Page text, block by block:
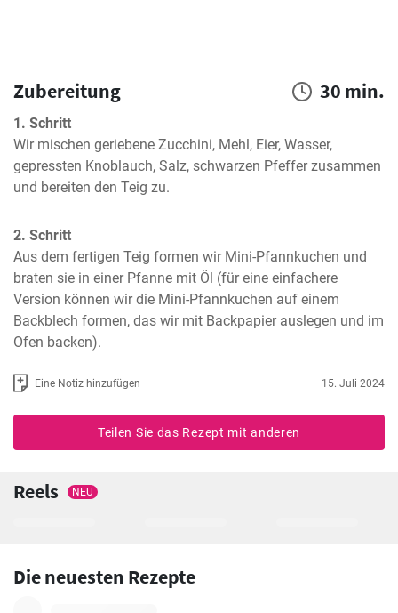
Zubereitung 30 min.
1. Schritt
Wir mischen geriebene Zucchini, Mehl, Eier, Wasser,
gepressten Knoblauch, Salz, schwarzen Pfeffer zusammen
und bereiten den Teig zu.
2. Schritt
Aus dem fertigen Teig formen wir Mini-Pfannkuchen und
braten sie in einer Pfanne mit Öl (für eine einfachere
Version können wir die Mini-Pfannkuchen auf einem
Backblech formen, das wir mit Backpapier auslegen und im
Ofen backen).
Eine Notiz hinzufügen 15. Juli 2024
Teilen Sie das Rezept mit anderen
Reels NEU
Die neuesten Rezepte